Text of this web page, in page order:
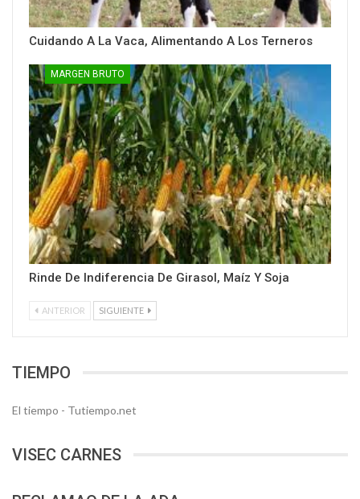
Cuidando A La Vaca, Alimentando A Los Terneros
MARGEN BRUTO
Rinde De Indiferencia De Girasol, Maíz Y Soja
ANTERIOR SIGUIENTE
TIEMPO
El tiempo - Tutiempo.net
VISEC CARNES